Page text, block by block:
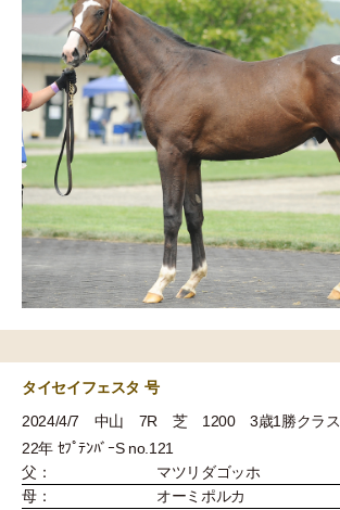
タイセイフェスタ 号
2024/4/7 中山 7R 芝 1200 3歳1勝クラス
22年 ｾﾌﾟﾃﾝﾊﾞｰS no.121
父：
マツリダゴッホ
母：
オーミポルカ